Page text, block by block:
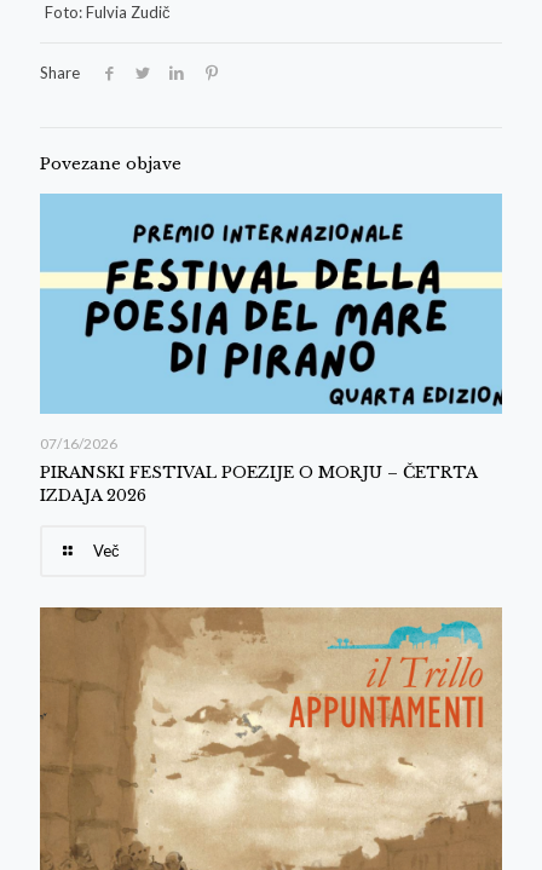
Foto: Fulvia Zudič
Share
Povezane objave
07/16/2026
PIRANSKI FESTIVAL POEZIJE O MORJU – ČETRTA
IZDAJA 2026
Več